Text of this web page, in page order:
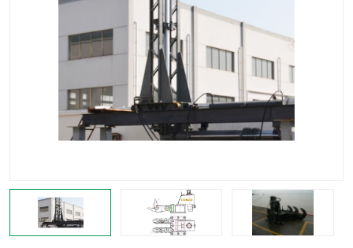
卸车鹤管
装车鹤管
紧急脱离干式接头 火车鹤管
汽车鹤管 顶部鹤管
浮动出油装置 鹤管